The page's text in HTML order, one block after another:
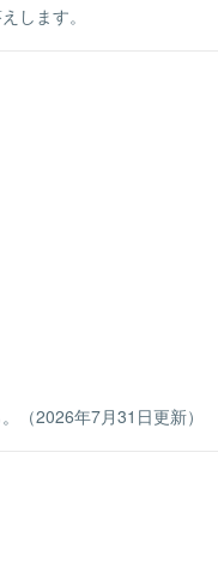
します。
（2026年7月31日更新）